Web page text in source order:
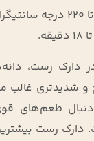
دارک رست،
شدیدتری غالب
دنبال طعم‌های
رست